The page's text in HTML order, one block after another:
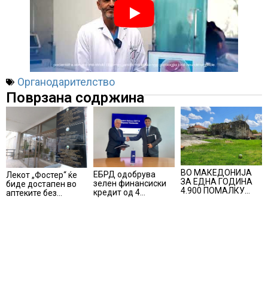
Органодарителство
Поврзана содржина
Лекот „Фостер“ ќе
биде достапен во
аптеките без
ЕБРД одобрува
зелен финансиски
кредит од 4
ВО МАКЕДОНИЈА
ЗА ЕДНА ГОДИНА
4.900 ПОМАЛКУ